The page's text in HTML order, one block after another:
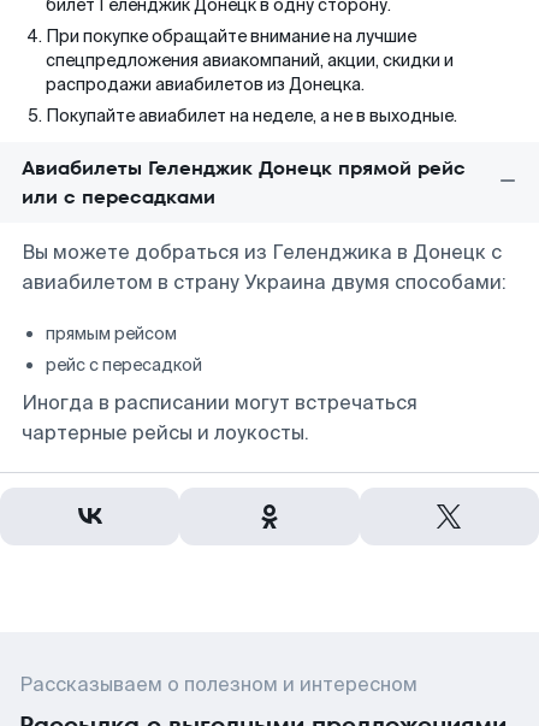
билет Геленджик Донецк в одну сторону.
При покупке обращайте внимание на лучшие
спецпредложения авиакомпаний, акции, скидки и
распродажи авиабилетов из Донецка.
Покупайте авиабилет на неделе, а не в выходные.
Авиабилеты Геленджик Донецк прямой рейс
или с пересадками
Вы можете добраться из Геленджика в Донецк с
авиабилетом в страну Украина двумя способами:
прямым рейсом
рейс с пересадкой
Иногда в расписании могут встречаться
чартерные рейсы и лоукосты.
Рассказываем о полезном и интересном